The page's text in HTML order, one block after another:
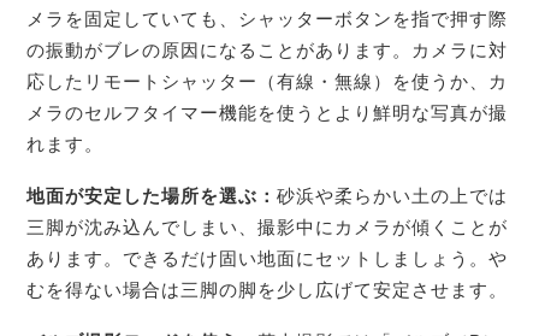
メラを固定していても、シャッターボタンを指で押す際
の振動がブレの原因になることがあります。カメラに対
応したリモートシャッター（有線・無線）を使うか、カ
メラのセルフタイマー機能を使うとより鮮明な写真が撮
れます。
地面が安定した場所を選ぶ：砂浜や柔らかい土の上では
三脚が沈み込んでしまい、撮影中にカメラが傾くことが
あります。できるだけ固い地面にセットしましょう。や
むを得ない場合は三脚の脚を少し広げて安定させます。